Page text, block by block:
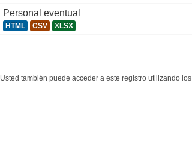
Personal eventual
HTML CSV XLSX
Usted también puede acceder a este registro utilizando los